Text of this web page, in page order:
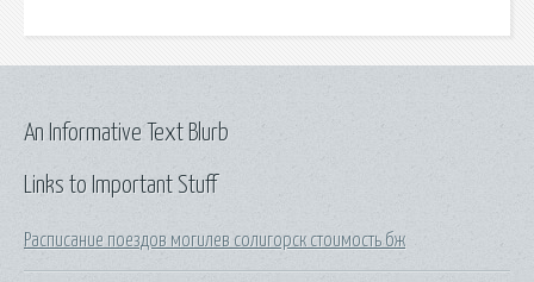
Links to Important Stuff
Расписание поездов могилев солигорск стоимость бж
An Informative Text Blurb